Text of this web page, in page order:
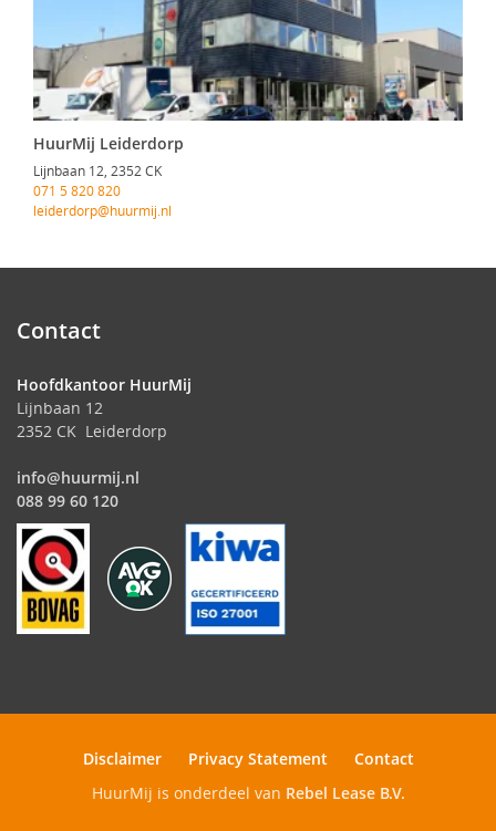
HuurMij Leiderdorp
Lijnbaan 12, 2352 CK
071 5 820 820
leiderdorp@huurmij.nl
Contact
Hoofdkantoor HuurMij
Lijnbaan 12
2352 CK Leiderdorp
info@huurmij.nl
088 99 60 120
Disclaimer Privacy Statement
Contact
HuurMij is onderdeel van Rebel Lease B.V.